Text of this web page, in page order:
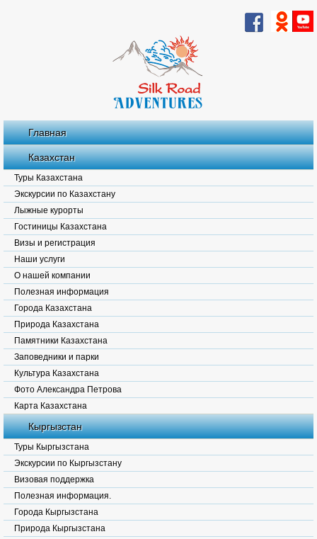
Главная
Казахстан
Туры Казахстана
Экскурсии по Казахстану
Лыжные курорты
Гостиницы Казахстана
Визы и регистрация
Наши услуги
О нашей компании
Полезная информация
Города Казахстана
Природа Казахстана
Памятники Казахстана
Заповедники и парки
Культура Казахстана
Фото Александра Петрова
Карта Казахстана
Кыргызстан
Туры Кыргызстана
Экскурсии по Кыргызстану
Визовая поддержка
Полезная информация.
Города Кыргызстана
Природа Кыргызстана